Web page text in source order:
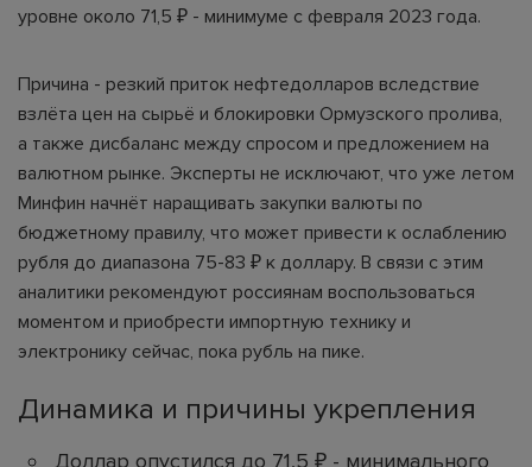
уровне около 71,5 ₽ - минимуме с февраля 2023 года.
Причина - резкий приток нефтедолларов вследствие
взлёта цен на сырьё и блокировки Ормузского пролива,
а также дисбаланс между спросом и предложением на
валютном рынке. Эксперты не исключают, что уже летом
Минфин начнёт наращивать закупки валюты по
бюджетному правилу, что может привести к ослаблению
рубля до диапазона 75-83 ₽ к доллару. В связи с этим
аналитики рекомендуют россиянам воспользоваться
моментом и приобрести импортную технику и
электронику сейчас, пока рубль на пике.
Динамика и причины укрепления
Доллар опустился до 71,5 ₽ - минимального